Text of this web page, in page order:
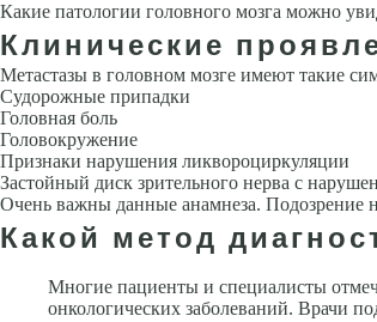
Какие патологии головного мозга можно
Клинические
Метастазы в головном мозге имеют такие
Судорожные при­падки
Головная боль
Головокружение
Признаки нарушения ликворо­циркуляции
Застойный диск зрительного нерва с
Очень важны данные анамнеза. Подозрение
Какой метод
Многие пациенты и специалисты
онкологических заболеваний. Врачи